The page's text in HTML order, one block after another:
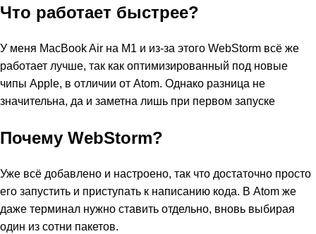
Что работает быстрее?
У меня MacBook Air на M1 и из-за этого WebStorm всё же
работает лучше, так как оптимизированный под новые
чипы Apple, в отличии от Atom. Однако разница не
значительна, да и заметна лишь при первом запуске
Почему WebStorm?
Уже всё добавлено и настроено, так что достаточно просто
его запустить и приступать к написанию кода. В Atom же
даже терминал нужно ставить отдельно, вновь выбирая
один из сотни пакетов.